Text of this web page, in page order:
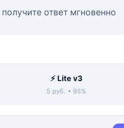
ответ мгновенно
⚡ Lite v3
5 руб. • 95%